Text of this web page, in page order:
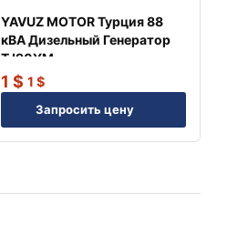
YAVUZ MOTOR Турция 88
кВА Дизельный Генератор
TJ90YM
1 $ 1 $
Запросить цену